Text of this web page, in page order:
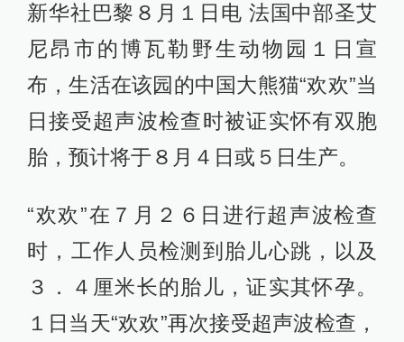
新华社巴黎８月１日电 法国中部圣艾
尼昂市的博瓦勒野生动物园１日宣
布，生活在该园的中国大熊猫“欢欢”当
日接受超声波检查时被证实怀有双胞
胎，预计将于８月４日或５日生产。
“欢欢”在７月２６日进行超声波检查
时，工作人员检测到胎儿心跳，以及
３．４厘米长的胎儿，证实其怀孕。
１日当天“欢欢”再次接受超声波检查，